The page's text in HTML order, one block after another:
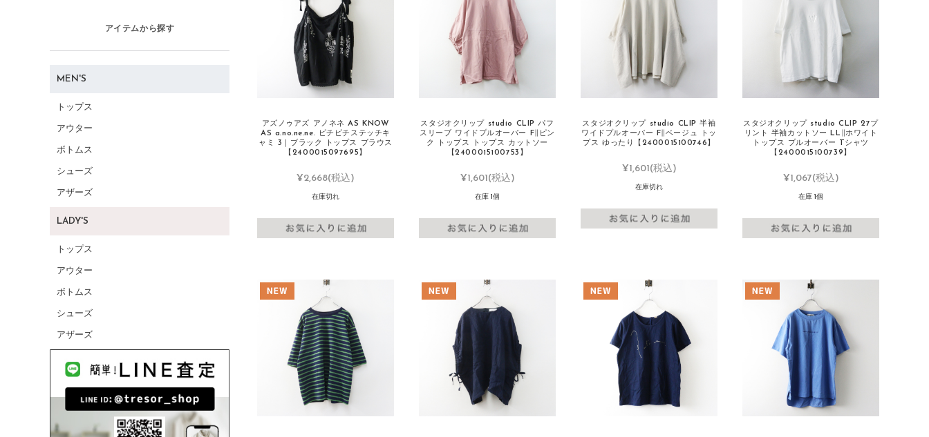
アズノゥアズ アノネネ AS KNOW
AS a.no.ne.ne. ピチピチステッチキ
ャミ 3｜ブラック トップス ブラウス
【2400015097695】
¥2,668(税込)
在庫切れ
スタジオクリップ studio CLIP パフ
スリーブ ワイドプルオーバー F∥ピン
ク トップス トップス カットソー
【2400015100753】
¥1,601(税込)
在庫 1個
スタジオクリップ studio CLIP 半袖
ワイドプルオーバー F∥ベージュ トッ
プス ゆったり【2400015100746】
¥1,601(税込)
在庫切れ
スタジオクリップ studio CLIP 27プ
リント 半袖カットソー LL∥ホワイト
トップス プルオーバー Tシャツ
【2400015100739】
¥1,067(税込)
在庫 1個
BASCO/バスコ
BALENCIAGA/バレンシアガ
ル
BIRKENSTOCK/ビルケンシュトック
BLAMINK/ブラミンク
BLUE LABEL CRESTBRIDGE/ブルーレ
C
CANADA GOOSE/カナダグース
CELINE/セリーヌ
CHANEL/シャネル
cheer/チアー
Charpentier de Vaisseau/シャルパンテ
ィエドゥヴェッソ
Christian Louboutin/クリスチャンルブ
タン
アイテムから探す
MEN'S
トップス
アウター
ボトムス
シューズ
アザーズ
LADY'S
トップス
アウター
ボトムス
シューズ
アザーズ